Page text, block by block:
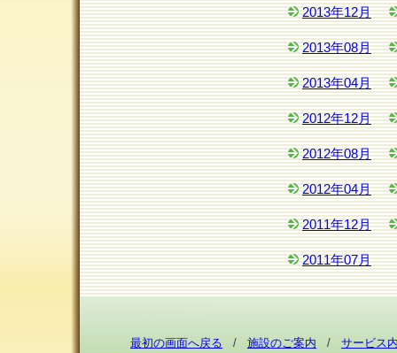
2013年12月
2013年08月
2013年04月
2012年12月
2012年08月
2012年04月
2011年12月
2011年07月
最初の画面へ戻る / 施設のご案内 / サービス